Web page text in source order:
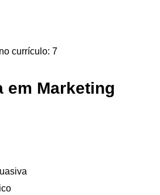
currículo: 7
em Marketing